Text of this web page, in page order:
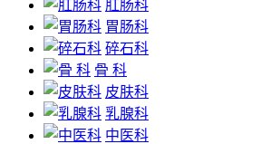
肛肠科
胃肠科
碎石科
骨 科
皮肤科
乳腺科
中医科